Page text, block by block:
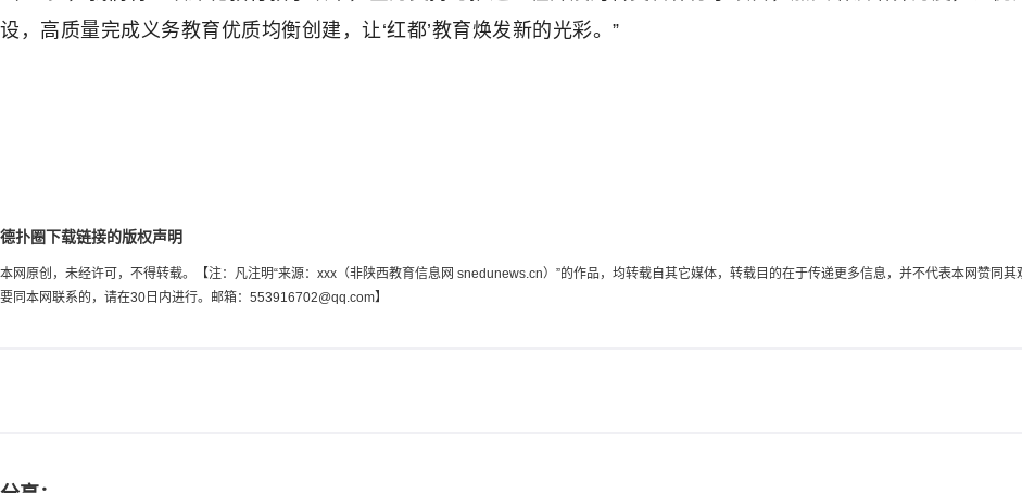
设，高质量完成义务教育优质均衡创建，让‘红都’教育焕发新的光彩。”
德扑圈下载链接的版权声明
本网原创，未经许可，不得转载。【注：凡注明“来源：xxx（非陕西教育信息网 snedunews.cn）”的作品，均转载自其它媒体，转载目的在于传递更多信息，并不代表本网赞同
要同本网联系的，请在30日内进行。邮箱： 553916702@qq.com】